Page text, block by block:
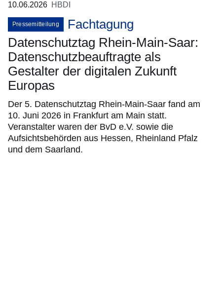
10.06.2026 HBDI
Pressemitteilung
Fachtagung
Datenschutztag Rhein-Main-Saar:
Datenschutzbeauftragte als
Gestalter der digitalen Zukunft
Europas
Der 5. Datenschutztag Rhein-Main-Saar fand am
10. Juni 2026 in Frankfurt am Main statt.
Veranstalter waren der BvD e.V. sowie die
Aufsichtsbehörden aus Hessen, Rheinland Pfalz
und dem Saarland.